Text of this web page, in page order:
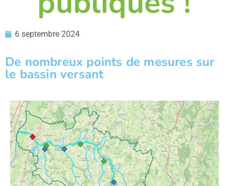
6 septembre 2024
De nombreux points de mesures sur
le bassin versant